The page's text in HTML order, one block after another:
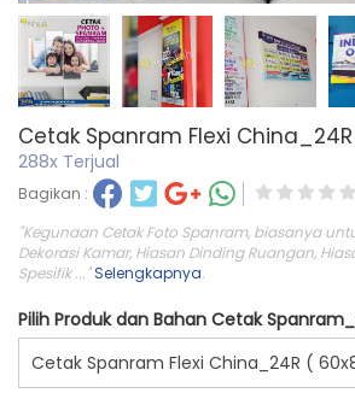
Cetak Spanram Flexi
288x Terjual
Bagikan :
"Kegunaan Cetak Foto Spanram, biasanya
Dekorasi Kamar, Hiasan Dinding Ruangan,
Spesifik ..."Selengkapnya.
Pilih Produk dan Bahan Cetak
Cetak Spanram Flexi China_24R (